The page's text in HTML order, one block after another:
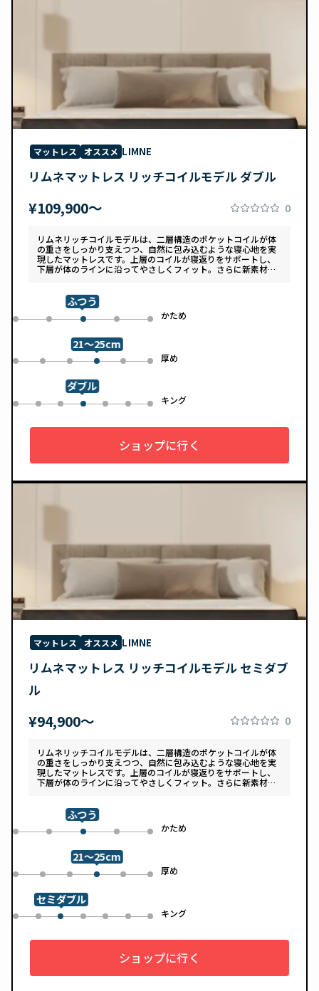
マットレス オススメ LIMNE
リムネマットレス リッチコイルモデル ダブル
¥109,900〜 0
リムネリッチコイルモデルは、二層構造のポケットコイルが体
の重さをしっかり支えつつ、自然に包み込むような寝心地を実
現したマットレスです。上層のコイルが寝返りをサポートし、
下層が体のラインに沿ってやさしくフィット。さらに新素材
ンで、カバーは自宅で洗濯可能。清潔さと快適さの両方を追求
した一枚です。
0 1 2
ふつう
3 かため
4
0 1 2 3
21～25cm
4 厚め
5
0 1 2 3
ダブル
4 5 キング
6
ショップに行く
マットレス オススメ LIMNE
リムネマットレス リッチコイルモデル セミダブ
ル
¥94,900〜 0
リムネリッチコイルモデルは、二層構造のポケットコイルが体
の重さをしっかり支えつつ、自然に包み込むような寝心地を実
現したマットレスです。上層のコイルが寝返りをサポートし、
下層が体のラインに沿ってやさしくフィット。さらに新素材
ンで、カバーは自宅で洗濯可能。清潔さと快適さの両方を追求
した一枚です。
0 1 2
ふつう
3 かため
4
0 1 2 3
21～25cm
4 厚め
5
0 1 2
セミダブル
3 4 5 キング
6
ショップに行く